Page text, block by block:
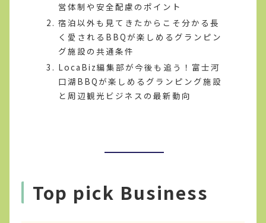
営体制や安全配慮のポイント
宿泊以外も見てきたからこそ分かる長
く愛されるBBQが楽しめるグランピン
グ施設の共通条件
LocaBiz編集部が今後も追う！富士河
口湖BBQが楽しめるグランピング施設
と周辺観光ビジネスの最新動向
Top pick Business